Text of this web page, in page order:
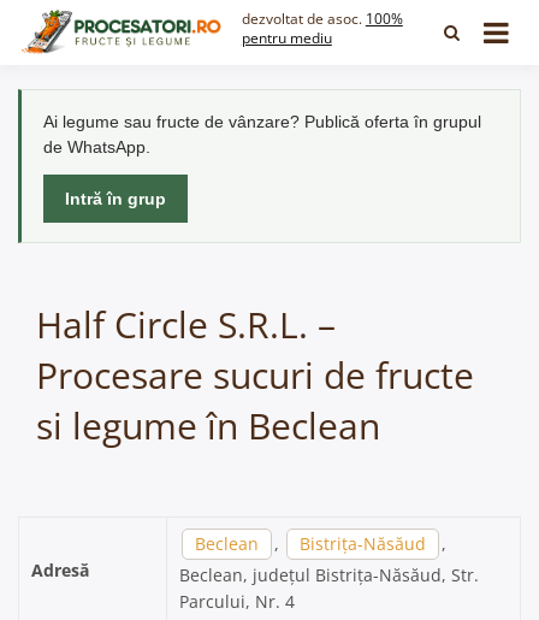
dezvoltat de asoc. 100%
pentru mediu
Ai legume sau fructe de vânzare? Publică oferta în grupul
de WhatsApp.
Intră în grup
Half Circle S.R.L. –
Procesare sucuri de fructe
si legume în Beclean
Adresă
Beclean , Bistrița-Năsăud
,
Beclean, județul Bistrița-Năsăud, Str.
Parcului, Nr. 4